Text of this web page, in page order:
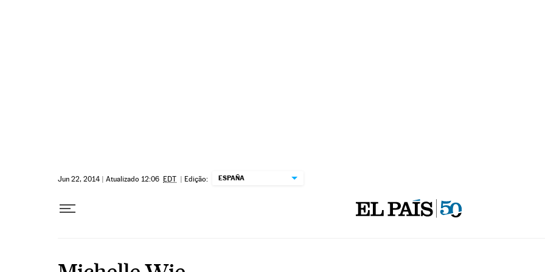
Jun 22, 2014 | Atualizado 12:06 EDT | Edição: ESPAÑA